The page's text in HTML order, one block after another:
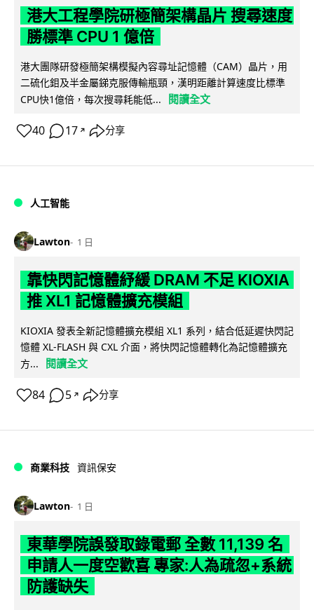
港大工程學院研極簡架構晶片 搜尋速度
勝標準 CPU 1 億倍
港大團隊研發極簡架構模擬內容尋址記憶體（CAM）晶片，用
二硫化鉬及半金屬銻克服傳輸瓶頸，漢明距離計算速度比標準
CPU快1億倍，每次搜尋耗能低...
閱讀全文
40 17 ↗ 分享
人工智能
Lawton 1 日
靠快閃記憶體紓緩 DRAM 不足 KIOXIA
推 XL1 記憶體擴充模組
KIOXIA 發表全新記憶體擴充模組 XL1 系列，結合低延遲快閃記
憶體 XL-FLASH 與 CXL 介面，將快閃記憶體轉化為記憶體擴充
方...
閱讀全文
84 5 ↗ 分享
商業科技 資訊保安
Lawton 1 日
東華學院誤發取錄電郵 全數 11,139 名
申請人一度空歡喜 專家:人為疏忽+系統
防護缺失